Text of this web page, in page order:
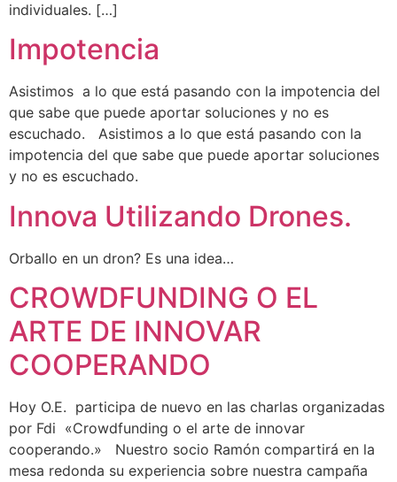
individuales. […]
Impotencia
Asistimos a lo que está pasando con la impotencia del
que sabe que puede aportar soluciones y no es
escuchado. Asistimos a lo que está pasando con la
impotencia del que sabe que puede aportar soluciones
y no es escuchado.
Innova Utilizando Drones.
Orballo en un dron? Es una idea…
CROWDFUNDING O EL
ARTE DE INNOVAR
COOPERANDO
Hoy O.E. participa de nuevo en las charlas organizadas
por Fdi «Crowdfunding o el arte de innovar
cooperando.» Nuestro socio Ramón compartirá en la
mesa redonda su experiencia sobre nuestra campaña